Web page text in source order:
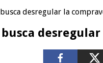
desregular la